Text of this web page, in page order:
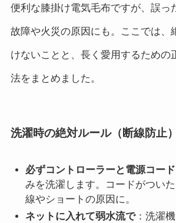
便利な膝掛け電気毛布ですが、誤っ
故障や火災の原因にも。ここでは、
けないことと、長く愛用するための
法をまとめました。
洗濯時の絶対ルール（断線防止）
必ずコントローラーと電源コー
みを洗濯します。コードがつい
線やショートの原因に。
ネットに入れて弱水流で：洗濯